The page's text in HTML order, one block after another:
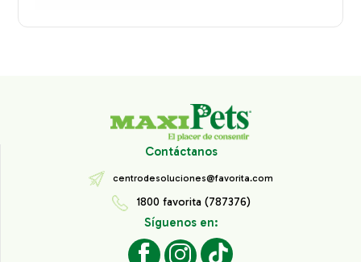
Contáctanos
centrodesoluciones@favorita.com
1800 favorita (787376)
Síguenos en: